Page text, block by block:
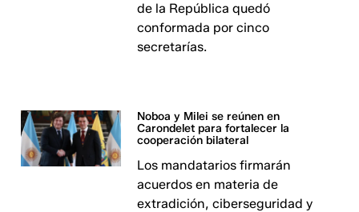
de la República quedó
conformada por cinco
secretarías.
Noboa y Milei se reúnen en
Carondelet para fortalecer la
cooperación bilateral
Los mandatarios firmarán
acuerdos en materia de
extradición, ciberseguridad y